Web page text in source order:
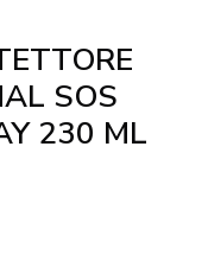
SOS
230 ML